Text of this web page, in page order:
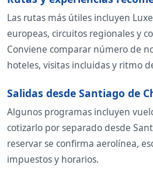
Las rutas más útiles incluyen
europeas, circuitos regionales y
Conviene comparar número de
hoteles, visitas incluidas y ritmo
Salidas desde Santiago de
Algunos programas incluyen
cotizarlo por separado desde
reservar se confirma aerolínea,
impuestos y horarios.